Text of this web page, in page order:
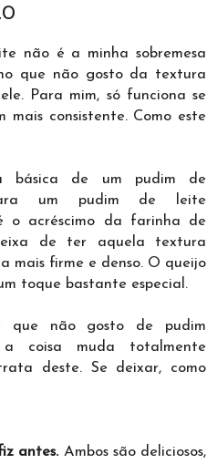
não é a minha sobremesa
que não gosto da textura
Para mim, só funciona se
mais consistente. Como este
básica de um pudim de
um pudim de leite
o acréscimo da farinha de
de ter aquela textura
mais firme e denso. O queijo
toque bastante especial.
que não gosto de pudim
a coisa muda totalmente
deste. Se deixar, como
antes. Ambos são deliciosos,